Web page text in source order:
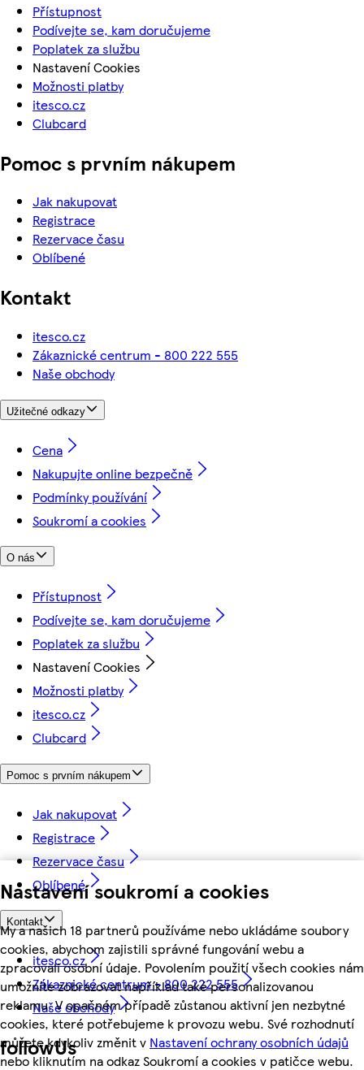
Nastavení soukromí a cookies
My a našich 18 partnerů používáme nebo ukládáme soubory
cookies, abychom zajistili správné fungování webu a
zpracovali osobní údaje. Povolením použití všech cookies nám
umožníte zobrazovat například také personalizovanou
reklamu. V opačném případě zůstanou aktivní jen nezbytné
cookies, které potřebujeme k provozu webu. Své rozhodnutí
můžete kdykoliv změnit v Nastavení ochrany osobních údajů
nebo kliknutím na odkaz Soukromí a cookies v patičce webu.
Přístupnost
Podívejte se, kam doručujeme
Poplatek za službu
Nastavení Cookies
Možnosti platby
itesco.cz
Clubcard
Pomoc s prvním nákupem
Jak nakupovat
Registrace
Rezervace času
Oblíbené
Kontakt
itesco.cz
Zákaznické centrum - 800 222 555
Naše obchody
Užitečné odkazy
Cena
Nakupujte online bezpečně
Podmínky používání
Soukromí a cookies
O nás
Přístupnost
Podívejte se, kam doručujeme
Poplatek za službu
Nastavení Cookies
Možnosti platby
itesco.cz
Clubcard
Pomoc s prvním nákupem
Jak nakupovat
Registrace
Rezervace času
Oblíbené
Kontakt
itesco.cz
Zákaznické centrum - 800 222 555
Naše obchody
followUs